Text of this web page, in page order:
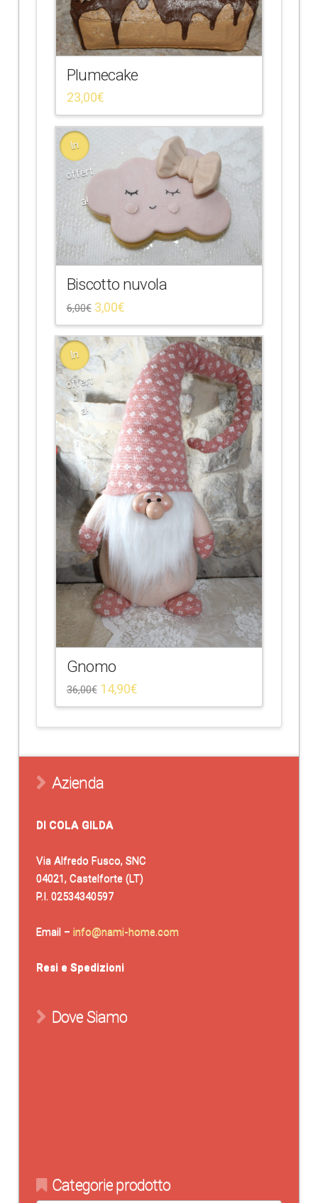
Plumecake
23,00€
In
offert
a!
Biscotto nuvola
6,00€ 3,00€
In
offert
a!
Gnomo
36,00€ 14,90€
Azienda
DI COLA GILDA
Via Alfredo Fusco, SNC
04021, Castelforte (LT)
P.I. 02534340597
Email – info@nami-home.com
Resi e Spedizioni
Dove Siamo
Categorie prodotto